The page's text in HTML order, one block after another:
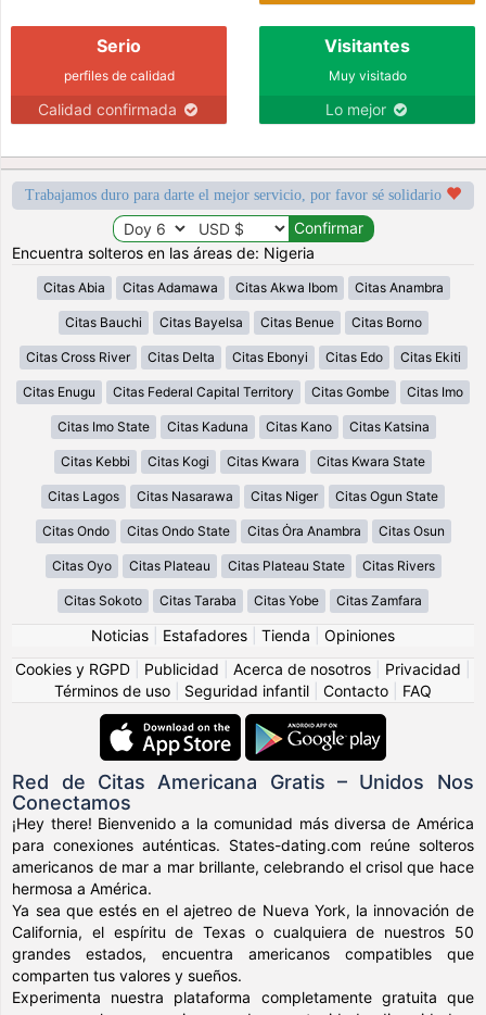
Serio
perfiles de calidad
Calidad confirmada
Visitantes
Muy visitado
Lo mejor
Trabajamos duro para darte el mejor servicio, por favor sé solidario
Encuentra solteros en las áreas de: Nigeria
Citas Abia Citas Adamawa Citas Akwa Ibom Citas Anambra
Citas Bauchi Citas Bayelsa Citas Benue Citas Borno
Citas Cross River Citas Delta Citas Ebonyi Citas Edo Citas Ekiti
Citas Enugu Citas Federal Capital Territory Citas Gombe Citas Imo
Citas Imo State Citas Kaduna Citas Kano Citas Katsina
Citas Kebbi Citas Kogi Citas Kwara Citas Kwara State
Citas Lagos Citas Nasarawa Citas Niger Citas Ogun State
Citas Ondo Citas Ondo State Citas Ȯra Anambra Citas Osun
Citas Oyo Citas Plateau Citas Plateau State Citas Rivers
Citas Sokoto Citas Taraba Citas Yobe Citas Zamfara
Noticias Estafadores Tienda
Opiniones
Cookies y RGPD
Publicidad Acerca de nosotros Privacidad
Términos de uso
Seguridad infantil Contacto FAQ
Red de Citas Americana Gratis – Unidos Nos
Conectamos
¡Hey there! Bienvenido a la comunidad más diversa de América
para conexiones auténticas. States-dating.com reúne solteros
americanos de mar a mar brillante, celebrando el crisol que hace
hermosa a América.
Ya sea que estés en el ajetreo de Nueva York, la innovación de
California, el espíritu de Texas o cualquiera de nuestros 50
grandes estados, encuentra americanos compatibles que
comparten tus valores y sueños.
Experimenta nuestra plataforma completamente gratuita que